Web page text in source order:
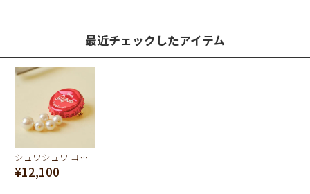
最近チェックしたアイテム
シュワシュワ コーラ クラウンキャップ チャーム＆ブローチ
¥12,100